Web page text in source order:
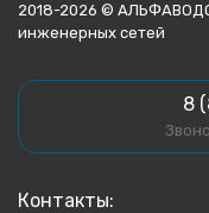
2018-2026 ©
инженерных сетей
8
Контакты: